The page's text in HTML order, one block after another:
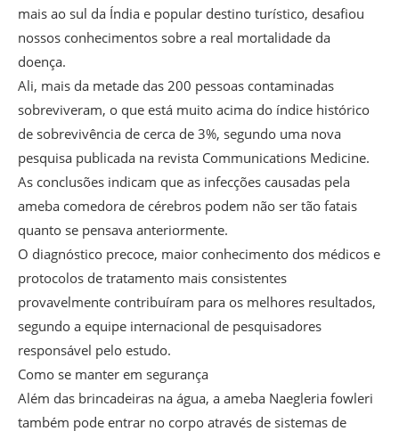
mais ao sul da Índia e popular destino turístico, desafiou
nossos conhecimentos sobre a real mortalidade da
doença.
Ali, mais da metade das 200 pessoas contaminadas
sobreviveram, o que está muito acima do índice histórico
de sobrevivência de cerca de 3%, segundo uma nova
pesquisa publicada na revista Communications Medicine.
As conclusões indicam que as infecções causadas pela
ameba comedora de cérebros podem não ser tão fatais
quanto se pensava anteriormente.
O diagnóstico precoce, maior conhecimento dos médicos e
protocolos de tratamento mais consistentes
provavelmente contribuíram para os melhores resultados,
segundo a equipe internacional de pesquisadores
responsável pelo estudo.
Como se manter em segurança
Além das brincadeiras na água, a ameba Naegleria fowleri
também pode entrar no corpo através de sistemas de